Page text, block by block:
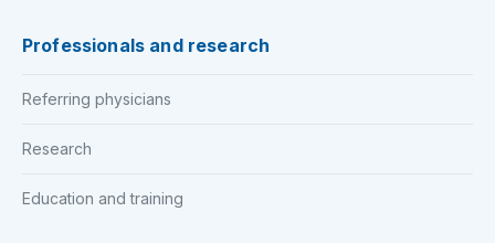
Professionals and research
Referring physicians
Research
Education and training